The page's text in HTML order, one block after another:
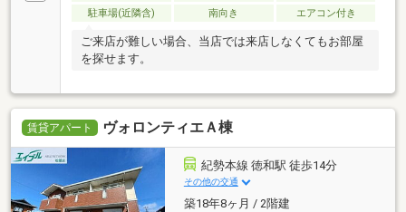
駐車場(近隣含) 南向き エアコン付き
ご来店が難しい場合、当店では来店しなくてもお部屋
を探せます。
賃貸アパート ヴォロンティエＡ棟
紀勢本線 徳和駅 徒歩14分
その他の交通
築18年8ヶ月 / 2階建